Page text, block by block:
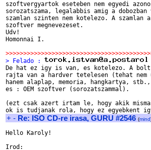
szoftvergyartok eseteben nem egyedi
sorozatszama, legalabbis amig a
szamlan szinten nem kotelezo. A
szoftver megnevezeset.
Udv!
Homonnai I.
> Felado :
De hat ez igy is van, es kotelezo. A
rajta van a hardver tetelesen (tehat nem
hanem alaplap, memoria, hangkartya, stb.,
es : OEM szoftver (sorozatszammal).
(ezt csak azert irtam le, hogy akik
+ - Re: ISO CD-re irasa, GURU #2546 (mind
Hello Karoly!